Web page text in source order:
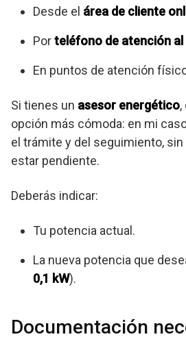
Desde el área de cliente
Porteléfono de atención
En puntos de atención
Si tienes un asesor energético
opción más cómoda: en mi
el trámite y del seguimiento,
estar pendiente.
Deberás indicar:
Tu potencia actual.
La nueva potencia que
0,1 kW).
Documentación